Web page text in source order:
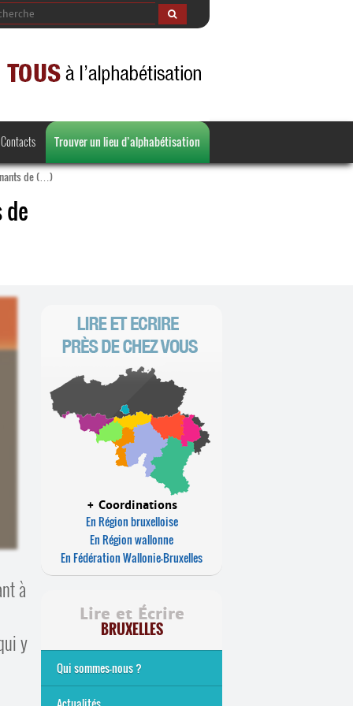
Contacts Trouver un lieu d’alphabétisation
de (…)
à
y
+ Coordinations
En Région bruxelloise
En Région wallonne
En Fédération Wallonie-Bruxelles
Lire et Écrire
BRUXELLES
Qui sommes-nous ?
Analphabétisme et illettrisme
L’alphabétisation populaire
Le mouvement Lire et Écrire
Nos missions
... Tous les articles